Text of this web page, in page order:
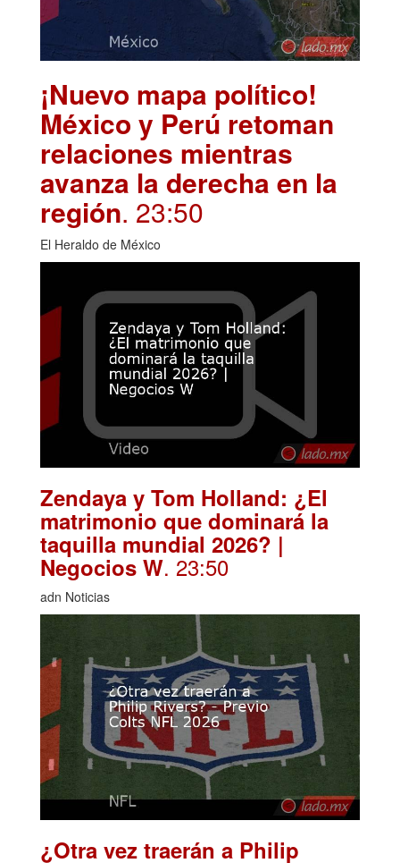
¡Nuevo mapa político!
México y Perú retoman
relaciones mientras
avanza la derecha en la
región. 23:50
El Heraldo de México
Zendaya y Tom Holland: ¿El
matrimonio que dominará la
taquilla mundial 2026? |
Negocios W. 23:50
adn Noticias
¿Otra vez traerán a Philip